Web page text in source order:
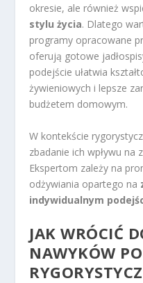
okresie, ale również
stylu życia. Dlatego
programy opracowane
oferują gotowe
podejście ułatwia
żywieniowych i lepsze
budżetem domowym.
W kontekście
zbadanie ich wpływu na
Ekspertom zależy na
odżywiania opartego na
indywidualnym
JAK WRÓCIĆ
NAWYKÓW PO